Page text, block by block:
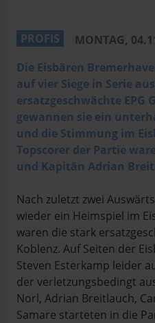
PROFIS
MONTAG,
Die Eisbären
auf vier Siege in Serie
ersatzgeschwächte EPG
gewannen sie ein
und die Stimmung im
Topscorer der Partie
und Kapitän Adrian
Nach zuletzt zwei
wieder ein Heimspiel im
waren die stark
Koblenz. Auf Seiten der
Steven Esterkamp leider
der verletzungsbedingt
Norl, Adrian Breitlauch,
Samare starteten in die